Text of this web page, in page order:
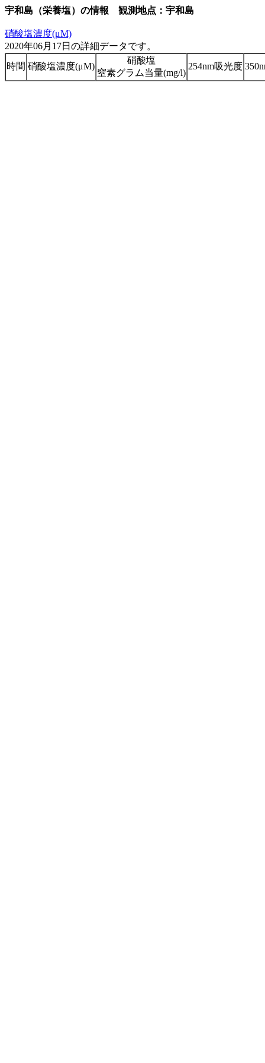
宇和島（栄養塩）の情報 観測地点：宇和島
硝酸塩濃度(μM)
2020年06月17日の詳細データです。
時間 硝酸塩濃度(μM)
硝酸塩
窒素グラム当量(mg/l)
254nm吸光度